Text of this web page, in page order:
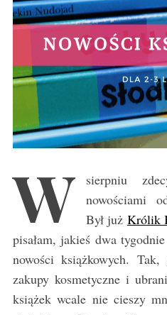
W
sierpniu
nowościami
Był już Królik
pisałam, jakieś dwa
nowości książkowych.
zakupy kosmetyczne i
książek wcale nie cieszy